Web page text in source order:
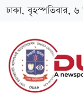
ঢাকা, বৃহস্পতিবার,